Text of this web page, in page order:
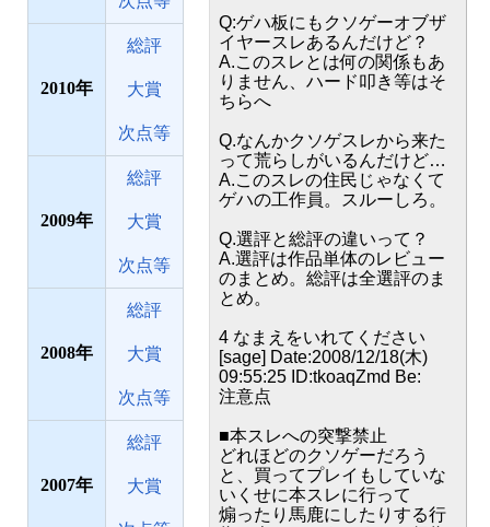
2010
総評
大賞
次点等
2009
総評
大賞
次点等
2008
総評
大賞
次点等
2007
総評
大賞
Q:ゲハ板にもクソゲーオブザ
イヤースレあるんだけど？
A.このスレとは何の関係もあ
りません、ハード叩き等はそ
ちらへ
Q.なんかクソゲスレから来た
って荒らしがいるんだけど…
A.このスレの住民じゃなくて
ゲハの工作員。スルーしろ。
Q.選評と総評の違いって？
A.選評は作品単体のレビュー
のまとめ。総評は全選評のま
とめ。
4 なまえをいれてください
[sage] Date:2008/12/18(木)
09:55:25 ID:tkoaqZmd Be:
注意点
■本スレへの突撃禁止
どれほどのクソゲーだろう
と、買ってプレイもしていな
いくせに本スレに行って
煽ったり馬鹿にしたりする行